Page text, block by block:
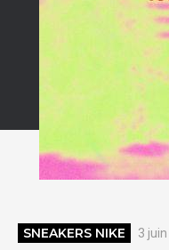
SNEAKERS NIKE 3